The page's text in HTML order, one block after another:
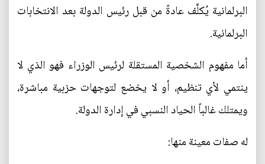
البرلمانية يُكلَّف عادةً من قبل رئيس الدولة بعد الانتخابات
البرلمانية.
أما مفهوم الشخصية المستقلة لرئيس الوزراء فهو الذي لا
ينتمي لأي تنظيم، أو لا يخضع لتوجهات حزبية مباشرة،
ويمتلك غالباً الحياد النسبي في إدارة الدولة.
له صفات معينة منها: